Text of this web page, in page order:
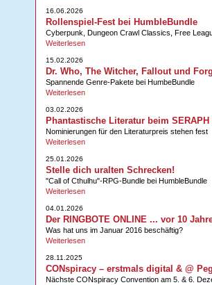
16.06.2026
Rollenspiel-Fest bei HumbleBundle
Cyberpunk, Dungeon Crawl Classics, Free
Weiterlesen
15.02.2026
Dr. Who, The Witcher, Fallout und
Spannende Genre-Pakete bei HumbeBundle
Weiterlesen
03.02.2026
Phantastische Literatur beim SERAPH
Nominierungen für den Literaturpreis stehen fest
Weiterlesen
25.01.2026
Stelle dich uralten Schrecken!
"Call of Cthulhu"-RPG-Bundle bei HumbleBundle
Weiterlesen
04.01.2026
Der RINGBOTE ONLINE ... vor 10
Was hat uns im Januar 2016 beschäftig?
Weiterlesen
28.11.2025
CONspiracy – erstmals digital & @
Nächste CONspiracy Convention am 5. & 6.